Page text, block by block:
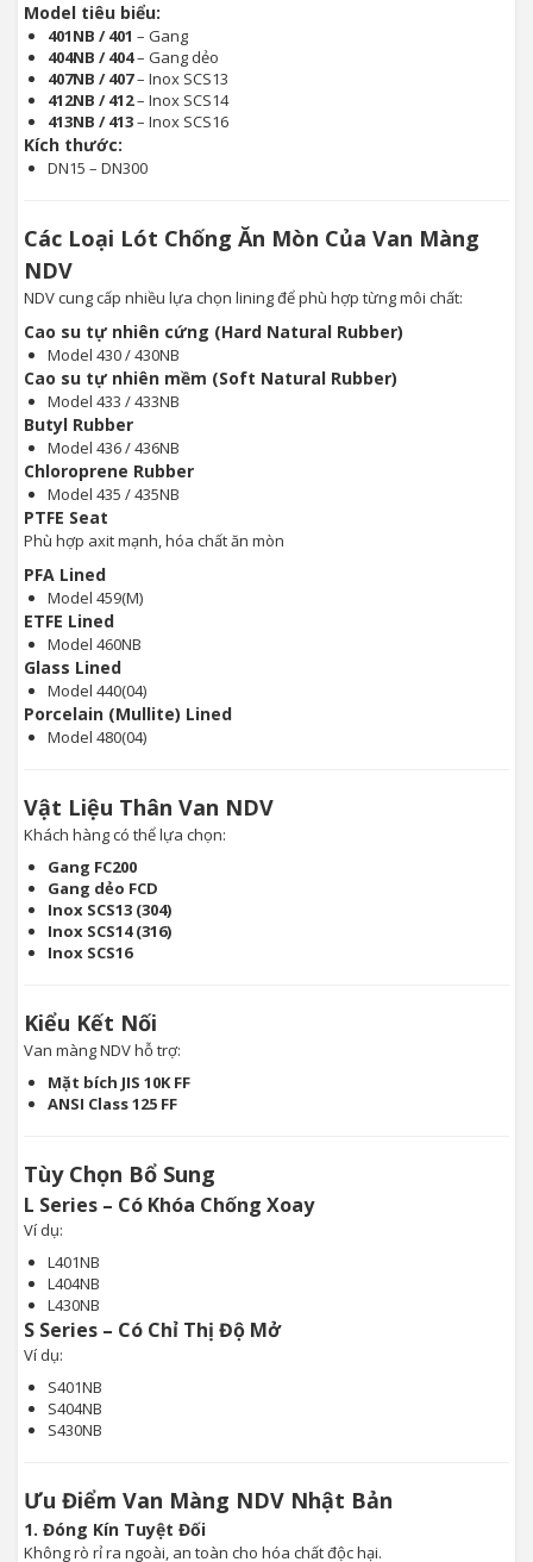
Model tiêu biểu:
401NB / 401 – Gang
404NB / 404– Gang dẻo
407NB / 407– Inox SCS13
412NB / 412– Inox SCS14
413NB / 413– Inox SCS16
Kích thước:
DN15 – DN300
Các Loại Lót Chống Ăn Mòn Của Van Màng
NDV
NDV cung cấp nhiều lựa chọn lining để phù hợp từng môi chất:
Cao su tự nhiên cứng (Hard Natural Rubber)
Model 430 / 430NB
Cao su tự nhiên mềm (Soft Natural Rubber)
Model 433 / 433NB
Butyl Rubber
Model 436 / 436NB
Chloroprene Rubber
Model 435 / 435NB
PTFE Seat
Phù hợp axit mạnh, hóa chất ăn mòn
PFA Lined
Model 459(M)
ETFE Lined
Model 460NB
Glass Lined
Model 440(04)
Porcelain (Mullite) Lined
Model 480(04)
Vật Liệu Thân Van NDV
Khách hàng có thể lựa chọn:
Gang FC200
Gang dẻo FCD
Inox SCS13 (304)
Inox SCS14 (316)
Inox SCS16
Kiểu Kết Nối
Van màng NDV hỗ trợ:
Mặt bích JIS 10K FF
ANSI Class 125 FF
Tùy Chọn Bổ Sung
L Series – Có Khóa Chống Xoay
Ví dụ:
L401NB
L404NB
L430NB
S Series – Có Chỉ Thị Độ Mở
Ví dụ:
S401NB
S404NB
S430NB
Ưu Điểm Van Màng NDV Nhật Bản
1. Đóng Kín Tuyệt Đối
Không rò rỉ ra ngoài, an toàn cho hóa chất độc hại.